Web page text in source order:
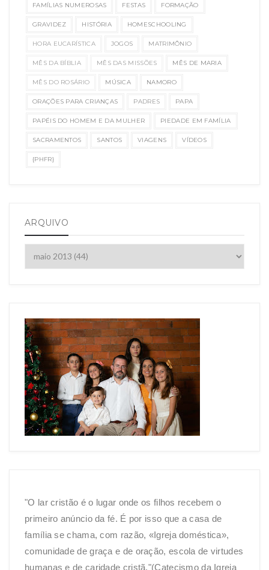
FAMÍLIAS NUMEROSAS FESTAS FORMAÇÃO
GRAVIDEZ HISTÓRIA HOMESCHOOLING
HORA EUCARÍSTICA JOGOS MATRIMÔNIO
MÊS DA BÍBLIA MÊS DAS MISSÕES MÊS DE MARIA
MÊS DO ROSÁRIO MÚSICA NAMORO
ORAÇÕES PARA CRIANÇAS PADRES PAPA
PAPÉIS DO HOMEM E DA MULHER PIEDADE EM FAMÍLIA
SACRAMENTOS SANTOS VIAGENS VÍDEOS
{PHFR}
ARQUIVO
"O lar cristão é o lugar onde os filhos recebem o
primeiro anúncio da fé. É por isso que a casa de
família se chama, com razão, «Igreja doméstica»,
comunidade de graça e de oração, escola de virtudes
humanas e de caridade cristã."(Catecismo da Igreja